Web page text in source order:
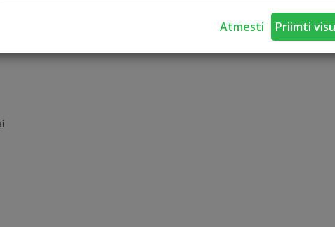
Atmesti Priimti